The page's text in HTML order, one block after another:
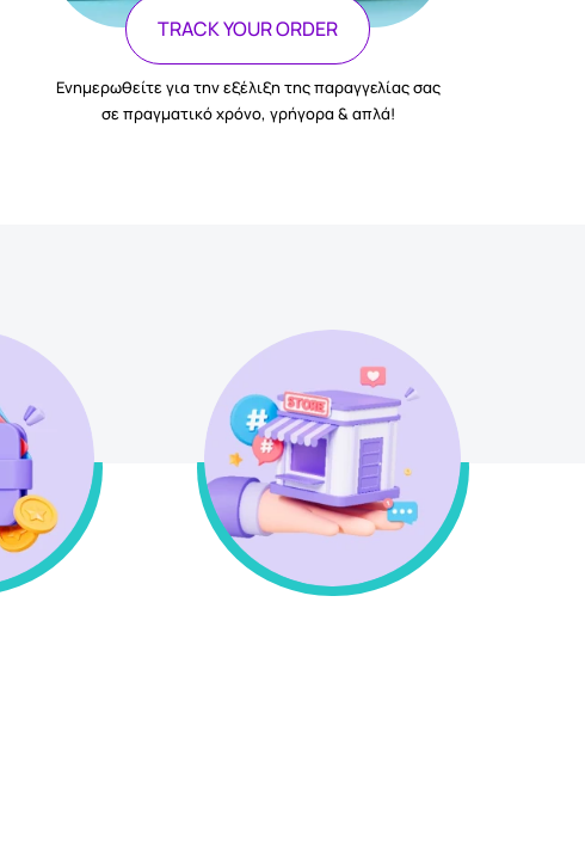
TRACK YOUR ORDER
Ενημερωθείτε για την εξέλιξη της παραγγελίας σας
σε πραγματικό χρόνο, γρήγορα & απλά!